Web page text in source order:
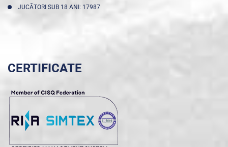
JUCĂTORI SUB 18 ANI: 17987
CERTIFICATE